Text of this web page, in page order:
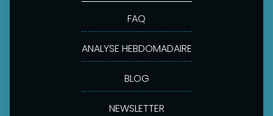
FAQ
ANALYSE HEBDOMADAIRE
BLOG
NEWSLETTER